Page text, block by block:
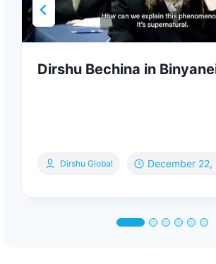
Dirshu Bechina in
Dirshu Global December 22,